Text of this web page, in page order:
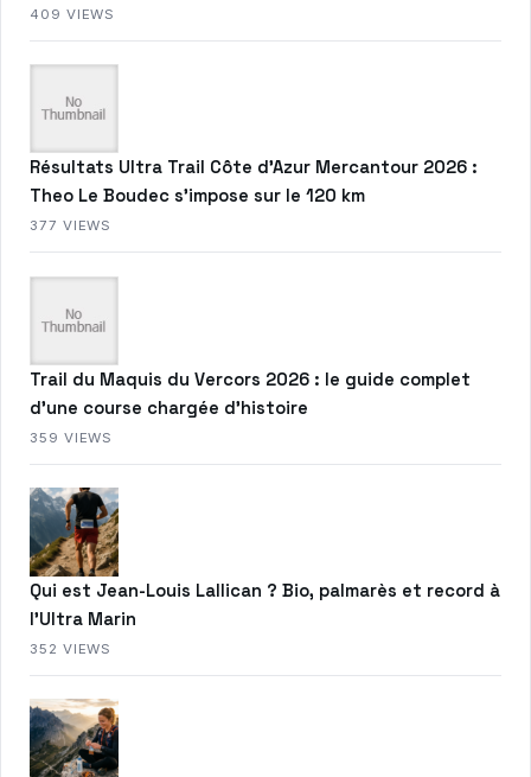
409 VIEWS
Résultats Ultra Trail Côte d’Azur Mercantour 2026 :
Theo Le Boudec s’impose sur le 120 km
377 VIEWS
Trail du Maquis du Vercors 2026 : le guide complet
d’une course chargée d’histoire
359 VIEWS
Qui est Jean-Louis Lallican ? Bio, palmarès et record à
l’Ultra Marin
352 VIEWS